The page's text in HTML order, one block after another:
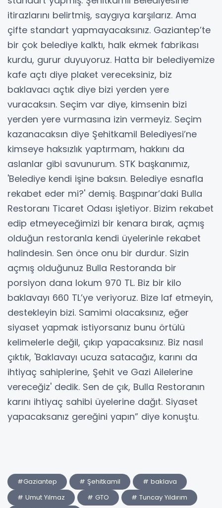
itirazlarını belirtmiş, saygıya karşılarız. Ama
çifte standart yapmayacaksınız. Gaziantep’te
bir çok belediye kalktı, halk ekmek fabrikası
kurdu, gurur duyuyoruz. Hatta bir belediyemize
kafe açtı diye plaket vereceksiniz, biz
baklavacı açtık diye bizi yerden yere
vuracaksın. Seçim var diye, kimsenin bizi
yerden yere vurmasına izin vermeyiz. Seçim
kazanacaksın diye Şehitkamil Belediyesi’ne
kimseye haksızlık yaptırmam, hakkını da
aslanlar gibi savunurum. STK başkanımız,
'Belediye kendi işine baksın. Belediye esnafla
rekabet eder mi?' demiş. Başpınar’daki Bulla
Restoranı Ticaret Odası işletiyor. Bizim rekabet
edip etmeyeceğimizi bir kenara bırak, açmış
olduğun restoranla kendi üyelerinle rekabet
halindesin. Sen önce onu bir durdur. Sizin
açmış olduğunuz Bulla Restoranda bir
porsiyon dana lokum 970 TL. Biz bir kilo
baklavayı 660 TL’ye veriyoruz. Bize laf etmeyin,
destekleyin bizi. Samimi olacaksınız, eğer
siyaset yapmak istiyorsanız bunu örtülü
kelimelerle değil, çıkıp yapacaksınız. Biz nasıl
çıktık, 'Baklavayı ucuza satacağız, karını da
ihtiyaç sahiplerine, Şehit ve Gazi Ailelerine
vereceğiz' dedik. Sen de çık, Bulla Restoranın
karını ihtiyaç sahibi üyelerine dağıt. Siyaset
yapacaksanız gereğini yapın” diye konuştu.
#Gaziantep # Şehitkamil
# baklava
# Umut Yılmaz
# GTO
# Tuncay Yıldırım